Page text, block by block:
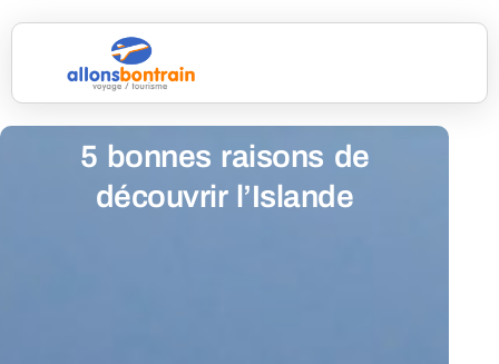
5 bonnes raisons de
découvrir l’Islande